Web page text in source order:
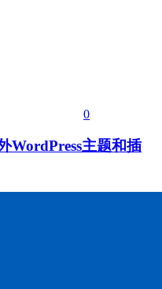
0
WordPress主题和插